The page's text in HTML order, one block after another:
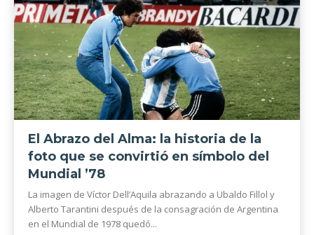
El Abrazo del Alma: la historia de la
foto que se convirtió en símbolo del
Mundial ’78
La imagen de Víctor Dell’Aquila abrazando a Ubaldo Fillol y
Alberto Tarantini después de la consagración de Argentina
en el Mundial de 1978 quedó...